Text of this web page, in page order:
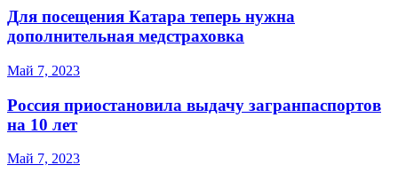
Для посещения Катара теперь нужна
дополнительная медстраховка
Май 7, 2023
Россия приостановила выдачу загранпаспортов
на 10 лет
Май 7, 2023